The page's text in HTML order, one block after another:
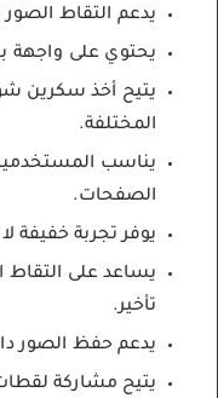
يدعم التقاط الصور
يحتوي على واجهة
يتيح أخذ سكرين
المختلفة.
يناسب
الصفحات.
يوفر تجربة خفيفة
يساعد على
تأخير.
يدعم حفظ الصور
يتيح مشاركة